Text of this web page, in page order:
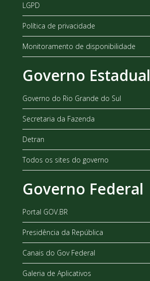
LGPD
Política de privacidade
Monitoramento de disponibilidade
Governo Estadual
Governo do Rio Grande do Sul
Secretaria da Fazenda
Detran
Todos os sites do governo
Governo Federal
Portal GOV.BR
Presidência da República
Canais do Gov Federal
Galeria de Aplicativos